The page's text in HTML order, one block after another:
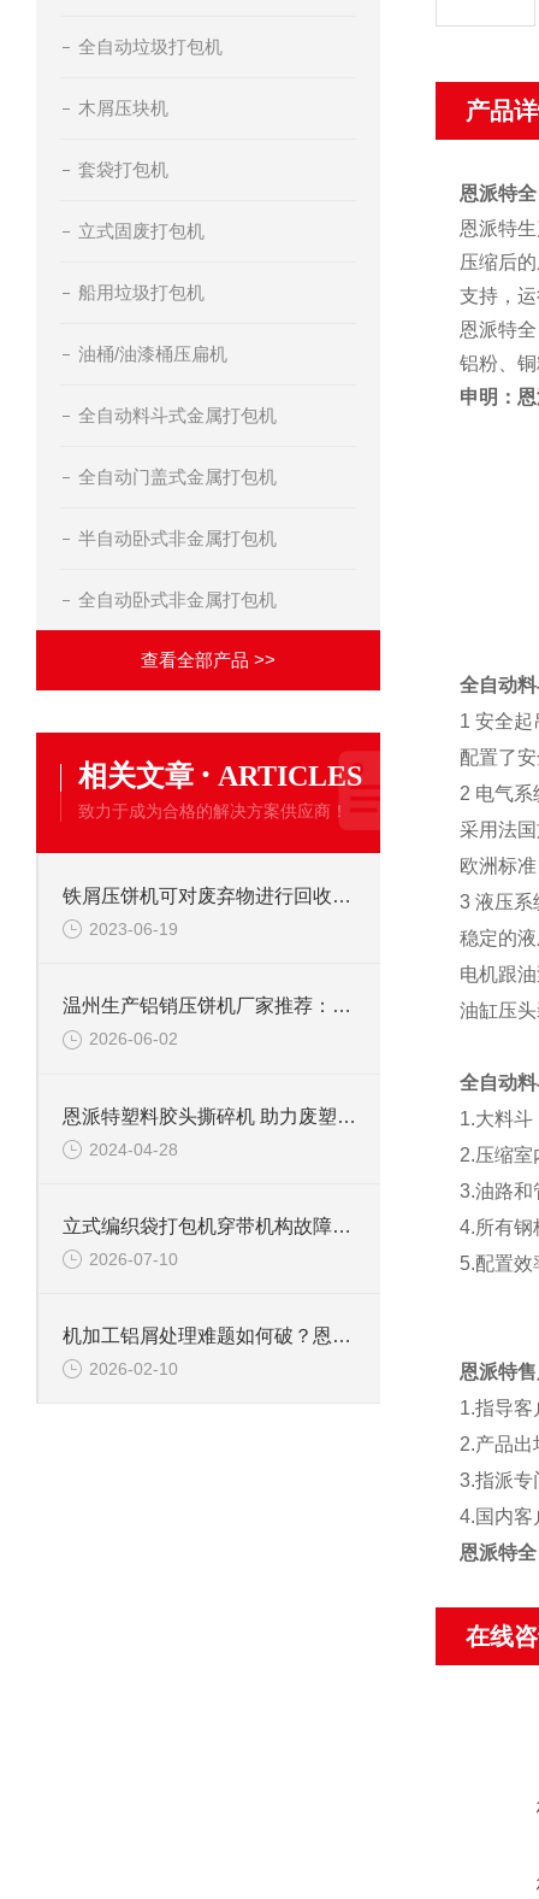
全自动垃圾打包机
木屑压块机
套袋打包机
立式固废打包机
船用垃圾打包机
油桶/油漆桶压扁机
全自动料斗式金属打包机
全自动门盖式金属打包机
半自动卧式非金属打包机
全自动卧式非金属打包机
查看全部产品 >>
相关文章 · ARTICLES
致力于成为合格的解决方案供应商！
铁屑压饼机可对废弃物进行回收利用
2023-06-19
温州生产铝销压饼机厂家推荐：为什么恩派特成为行业优选？
2026-06-02
恩派特塑料胶头撕碎机 助力废塑料回收有一手！
2024-04-28
立式编织袋打包机穿带机构故障处理：送带不到位/退带困难检修
2026-07-10
机加工铝屑处理难题如何破？恩派特铝屑压块机给你答案！
2026-02-10
产品
恩派特
恩派特
压缩后
支持，
恩派特
铝粉、
申明：
全自动
1 安全起
配置了
2 电气系
采用法
欧洲标
3 液压系
稳定的
电机跟
油缸压
全自动
1.大料斗
2.压缩室
3.油路和
4.所有钢
5.配置效
恩派特
1.指导客
2.产品出
3.指派专
4.国内
恩派特
在线